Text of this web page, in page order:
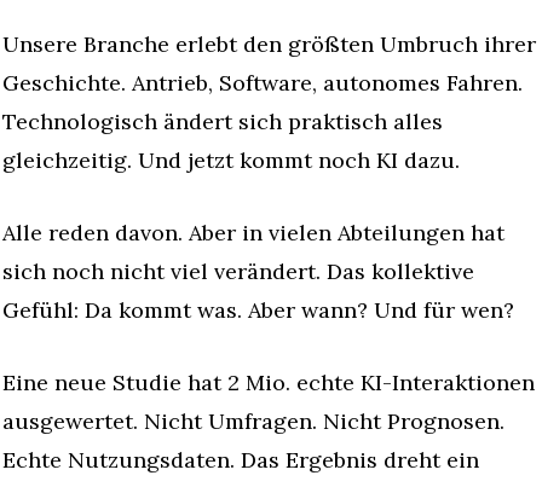
Unsere Branche erlebt den größten Umbruch ihrer
Geschichte. Antrieb, Software, autonomes Fahren.
Technologisch ändert sich praktisch alles
gleichzeitig. Und jetzt kommt noch KI dazu.
Alle reden davon. Aber in vielen Abteilungen hat
sich noch nicht viel verändert. Das kollektive
Gefühl: Da kommt was. Aber wann? Und für wen?
Eine neue Studie hat 2 Mio. echte KI-Interaktionen
ausgewertet. Nicht Umfragen. Nicht Prognosen.
Echte Nutzungsdaten. Das Ergebnis dreht ein